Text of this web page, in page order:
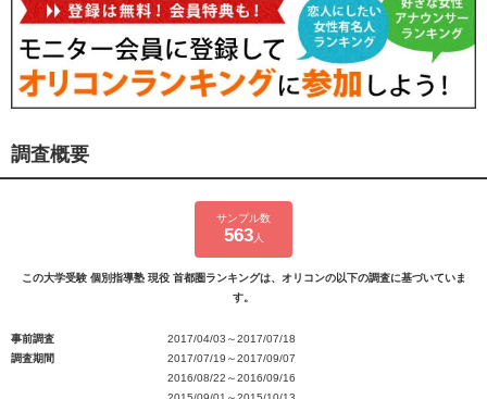
調査概要
サンプル数
563人
この大学受験 個別指導塾 現役 首都圏ランキングは、オリコンの以下の調査に基づいていま
す。
事前調査
2017/04/03～2017/07/18
調査期間
2017/07/19～2017/09/07
2016/08/22～2016/09/16